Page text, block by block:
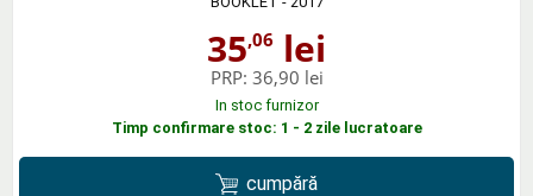
35,06 lei
PRP: 36,90 lei
In stoc furnizor
Timp confirmare stoc: 1 - 2 zile lucratoare
cumpără